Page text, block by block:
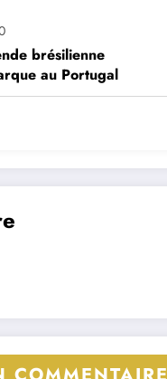
brésilienne
au Portugal